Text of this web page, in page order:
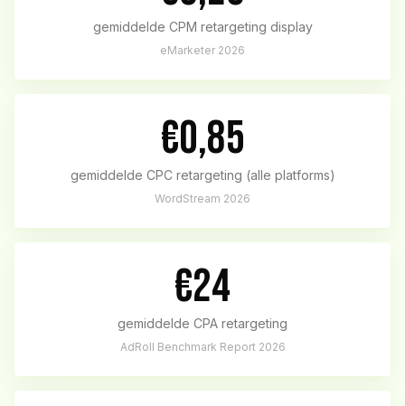
gemiddelde CPM retargeting display
eMarketer 2026
€0,85
gemiddelde CPC retargeting (alle platforms)
WordStream 2026
€24
gemiddelde CPA retargeting
AdRoll Benchmark Report 2026